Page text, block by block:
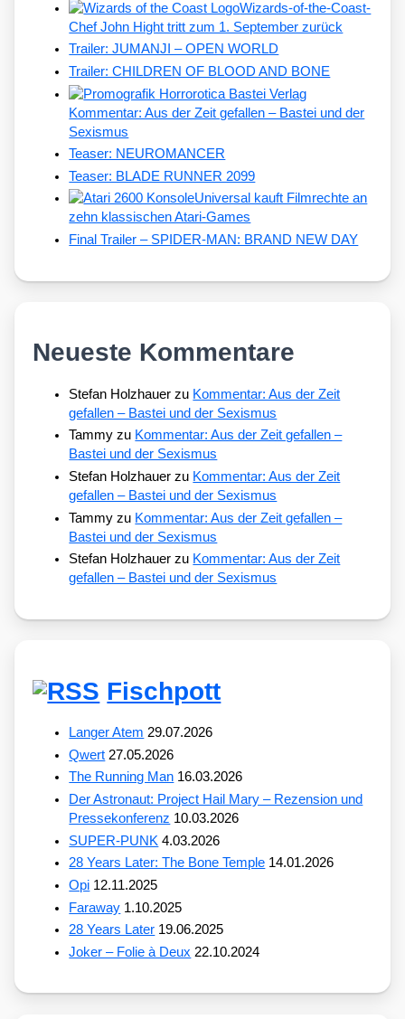
Wizards-of-the-Coast-
Chef John Hight tritt zum 1. September zurück
Trailer: JUMANJI – OPEN WORLD
Trailer: CHILDREN OF BLOOD AND BONE
Kommentar: Aus der Zeit gefallen – Bastei und der
Sexismus
Teaser: NEUROMANCER
Teaser: BLADE RUNNER 2099
Universal kauft Filmrechte an
zehn klassischen Atari-Games
Final Trailer – SPIDER-MAN: BRAND NEW DAY
Neueste Kommentare
Stefan Holzhauer zu Kommentar: Aus der Zeit
gefallen – Bastei und der Sexismus
Tammy zu Kommentar: Aus der Zeit gefallen –
Bastei und der Sexismus
Stefan Holzhauer zu Kommentar: Aus der Zeit
gefallen – Bastei und der Sexismus
Tammy zu Kommentar: Aus der Zeit gefallen –
Bastei und der Sexismus
Stefan Holzhauer zu Kommentar: Aus der Zeit
gefallen – Bastei und der Sexismus
Fischpott
Langer Atem 29.07.2026
Qwert 27.05.2026
The Running Man 16.03.2026
Der Astronaut: Project Hail Mary – Rezension und
Pressekonferenz 10.03.2026
SUPER-PUNK 4.03.2026
28 Years Later: The Bone Temple 14.01.2026
Opi 12.11.2025
Faraway 1.10.2025
28 Years Later 19.06.2025
Joker – Folie à Deux 22.10.2024